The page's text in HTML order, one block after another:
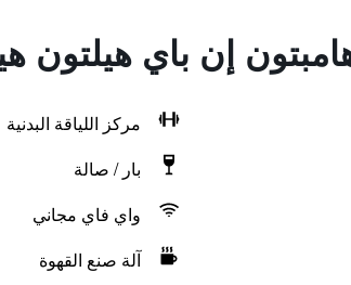
إن باي هيلتون
مركز اللياقة البدنية
بار / صالة
واي فاي مجاني
آلة صنع القهوة